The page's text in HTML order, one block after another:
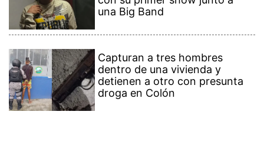
una Big Band
Capturan a tres hombres
dentro de una vivienda y
detienen a otro con presunta
droga en Colón